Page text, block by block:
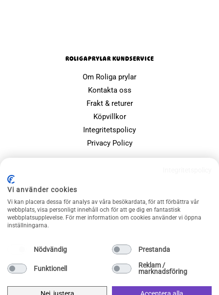
ROLIGAPRYLAR KUNDSERVICE
Om Roliga prylar
Kontakta oss
Frakt & returer
Köpvillkor
Integritetspolicy
Privacy Policy
Julklappsspelet
Merchandise
Vi använder cookies
Vi kan placera dessa för analys av våra besökardata, för att förbättra vår
webbplats, visa personligt innehåll och för att ge dig en fantastisk
webbplatsupplevelse. För mer information om cookies använder vi öppna
inställningarna.
Nödvändig Prestanda
Funktionell
Reklam /
marknadsföring